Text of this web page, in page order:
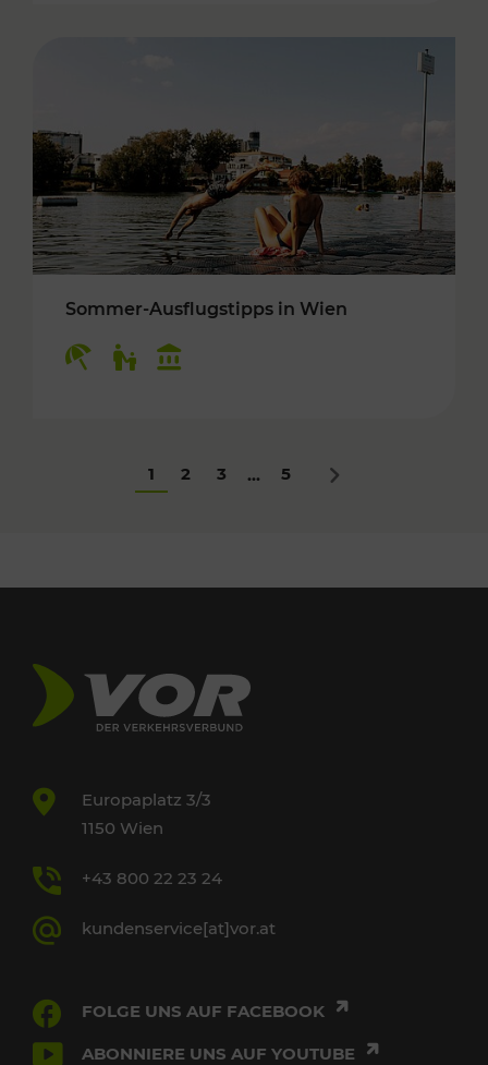
Sommer-Ausflugstipps in Wien
1 2 3 ... 5 Nächstes
Europaplatz 3/3
1150 Wien
+43 800 22 23 24
kundenservice[at]vor.at
FOLGE UNS AUF FACEBOOK
ABONNIERE UNS AUF YOUTUBE